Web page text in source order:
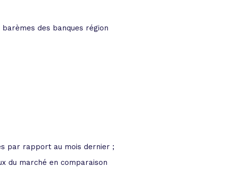
des banques région
par rapport au mois dernier ;
du marché en comparaison